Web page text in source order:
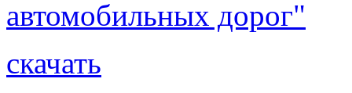
автомобильных дорог"
скачать